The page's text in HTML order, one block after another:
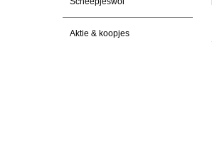
Aktie & koopjes